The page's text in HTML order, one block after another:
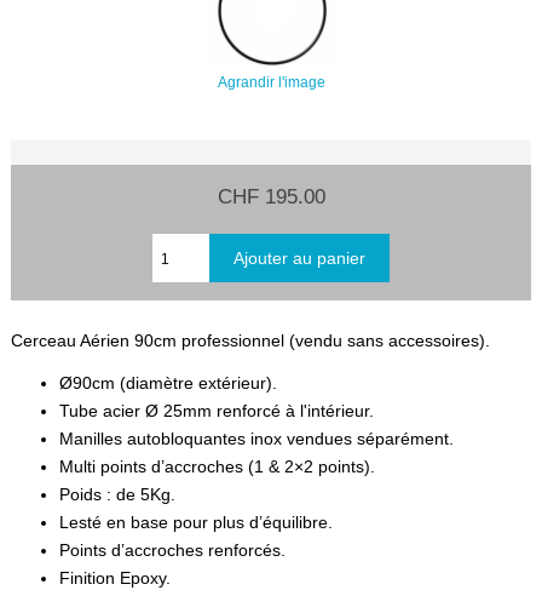
Agrandir l'image
CHF 195.00
Cerceau Aérien 90cm professionnel (vendu sans accessoires).
Ø90cm (diamètre extérieur).
Tube acier Ø 25mm renforcé à l'intérieur.
Manilles autobloquantes inox vendues séparément.
Multi points d’accroches (1 & 2×2 points).
Poids : de 5Kg.
Lesté en base pour plus d’équilibre.
Points d’accroches renforcés.
Finition Epoxy.